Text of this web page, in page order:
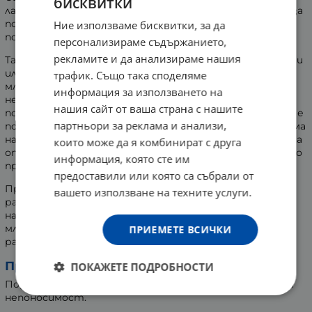
лактозата в млечните храни и напитки и допринася за
по-доброто им усвояване. Това прави добавката
подходяща при чувствителност към млечна захар.
Таблетките Laktase 6000 FCC са удобни за прием преди
или по време на консумация на мляко, сирене, кисело
мляко и други млечни продукти. Те осигуряват
необходимото количество ензим Лактаза, който
подпомага разграждането на лактозата. Формулата е
подходяща за хора, които желаят комфорт при приема
на млечни изделия. Добавката се предлага в практична
опаковка, удобна за ежедневна употреба, включително
при хранене навън или по време на пътуване.
Продукт с немско качество и внимателно
разработена формула, съчетаваща удобство и
надеждност. Добавката е подходяща за възрастни и
младежи, които изпитват затруднения при
разграждането на млечни продукти.
Предназначение:
Подпомага храносмилането на лактозата в случаи на
непоносимост.
Ние използваме бисквитки, за да
персонализираме съдържанието,
рекламите и да анализираме нашия
трафик. Също така споделяме
информация за използването на
нашия сайт от ваша страна с нашите
партньори за реклама и анализи,
които може да я комбинират с друга
информация, която сте им
предоставили или която са събрали от
вашето използване на техните услуги.
ПРИЕМЕТЕ ВСИЧКИ
ПОКАЖЕТЕ ПОДРОБНОСТИ